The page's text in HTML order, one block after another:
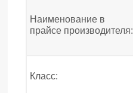
Наименование в
прайсе производителя:
Класс: